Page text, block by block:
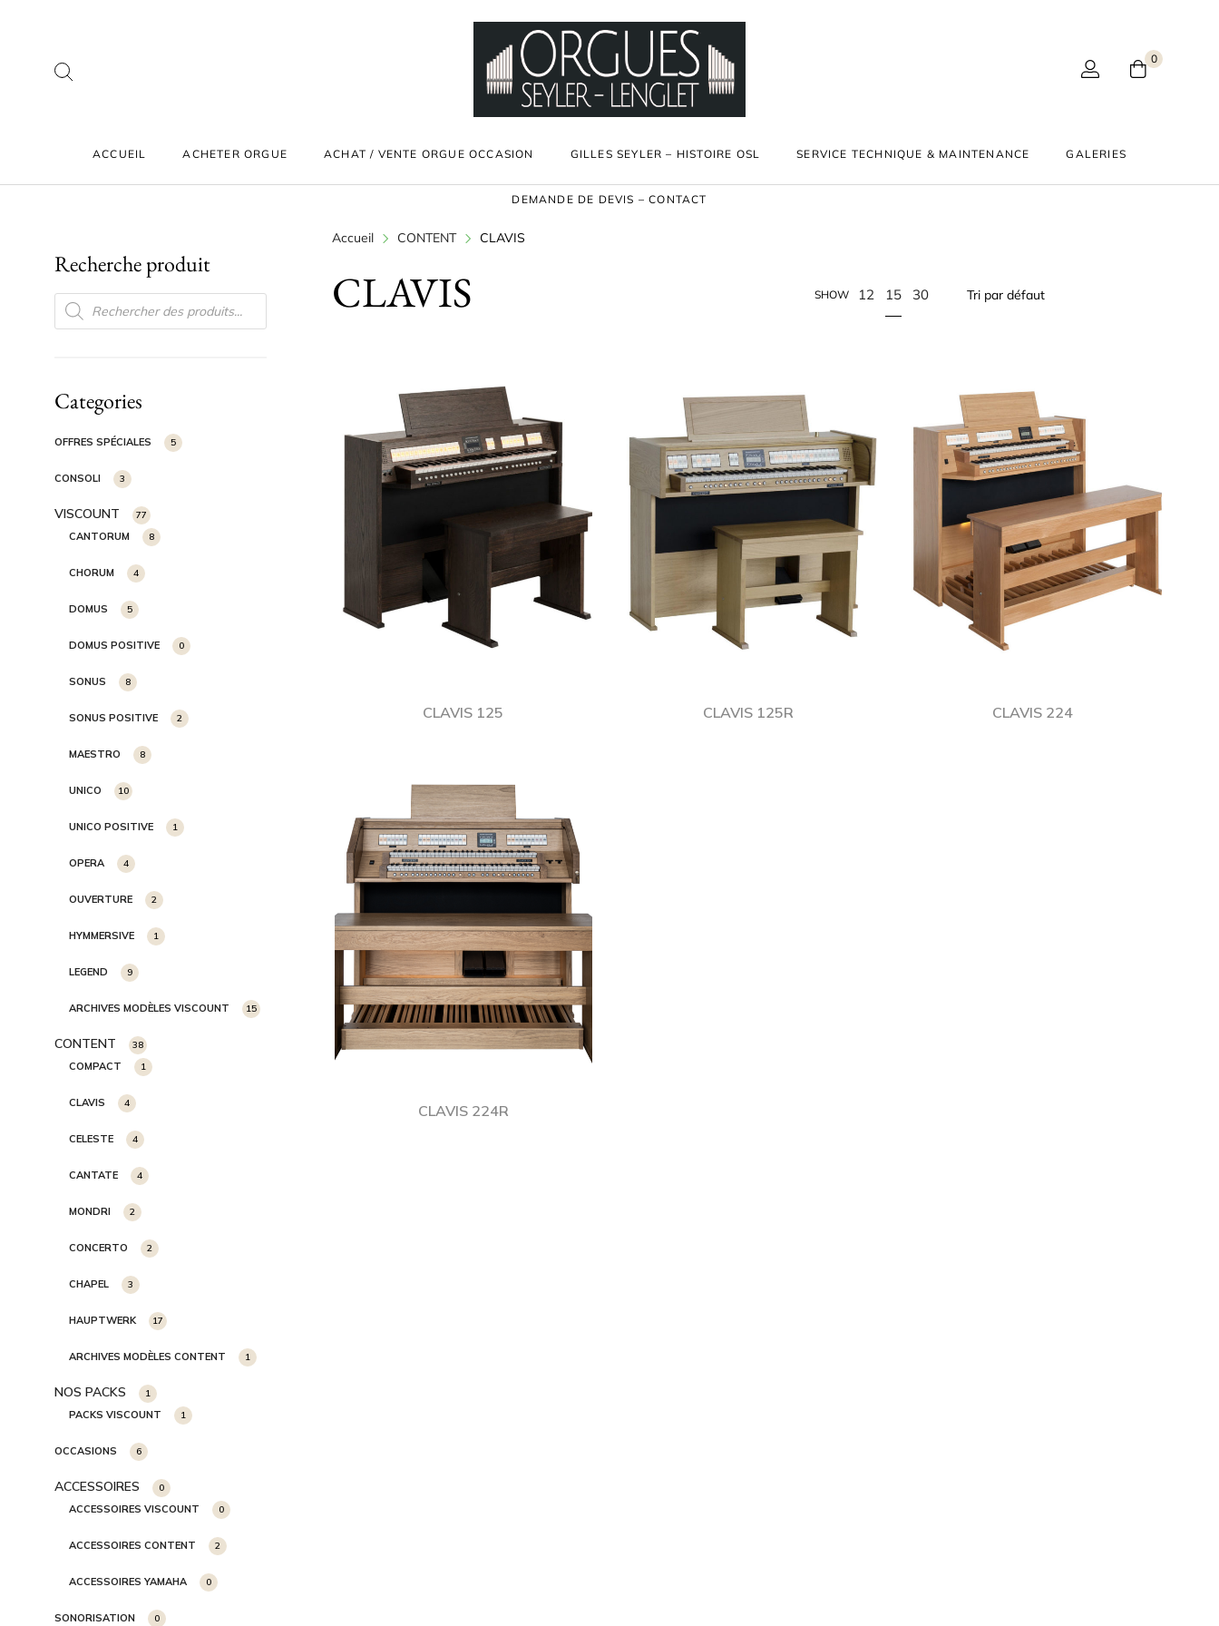
0
ACCUEIL ACHETER ORGUE ACHAT / VENTE ORGUE OCCASION GILLES SEYLER – HISTOIRE OSL SERVICE TECHNIQUE & MAINTENANCE GALERIES
DEMANDE DE DEVIS – CONTACT
Recherche produit
RECHERCHE DE PRODUITS
Categories
OFFRES SPÉCIALES 5
CONSOLI 3
VISCOUNT 77
CANTORUM 8
CHORUM 4
DOMUS 5
DOMUS POSITIVE 0
SONUS 8
SONUS POSITIVE 2
MAESTRO 8
UNICO 10
UNICO POSITIVE 1
OPERA 4
OUVERTURE 2
HYMMERSIVE 1
LEGEND 9
ARCHIVES MODÈLES VISCOUNT 15
CONTENT 38
COMPACT 1
CLAVIS 4
CELESTE 4
CANTATE 4
MONDRI 2
CONCERTO 2
CHAPEL 3
HAUPTWERK 17
ARCHIVES MODÈLES CONTENT 1
NOS PACKS 1
PACKS VISCOUNT 1
OCCASIONS 6
ACCESSOIRES 0
ACCESSOIRES VISCOUNT 0
ACCESSOIRES CONTENT 2
ACCESSOIRES YAMAHA 0
SONORISATION 0
Accueil CONTENT CLAVIS
CLAVIS SHOW 12 15 30
CLAVIS 125 CLAVIS 125R CLAVIS 224
CLAVIS 224R